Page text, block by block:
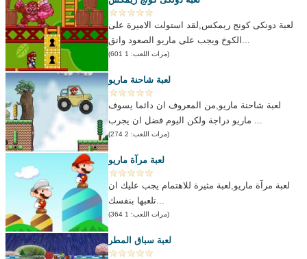
لعبة دونكى كونج ريمكس,لقد استولت الاميرة على
(مرات اللعب: 1 601)
لعبة شاحنة ماريو
لعبة شاحنة ماريو,من المعروف ان دائما يسوف
(مرات اللعب: 2 274)
لعبة مرآة ماريو
لعبة مرآة ماريو,لعبة مثيرة للاهتمام يجب عليك ان
(مرات اللعب: 1 364)
لعبة سباق المطر